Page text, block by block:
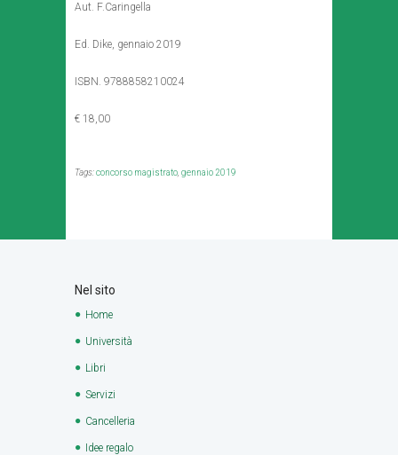
Aut. F.Caringella
Ed. Dike, gennaio 2019
ISBN. 9788858210024
€ 18,00
Tags:concorso magistrato, gennaio 2019
Nel sito
Home
Università
Libri
Servizi
Cancelleria
Idee regalo